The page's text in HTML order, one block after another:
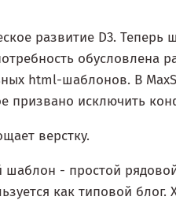
развитие D3. Теперь
обусловлена
html-шаблонов. В
призвано исключить
верстку.
шаблон - простой
как типовой